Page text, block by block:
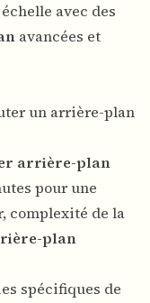
avec des
avancées et
un arrière-plan
arrière-plan
pour une
complexité de la
plan
spécifiques de